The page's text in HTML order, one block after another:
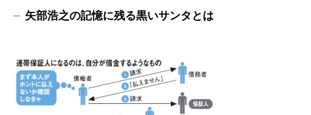
矢部浩之の記憶に残る黒いサンタとは